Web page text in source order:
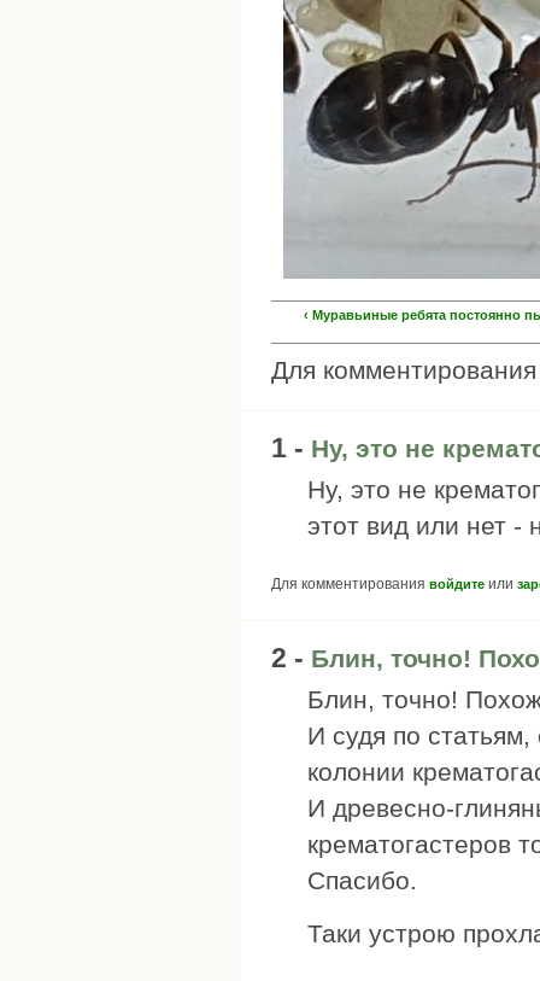
‹ Муравьиные ребята постоянно
Для
1 - Ну, это не
Ну, это не
этот вид или нет -
Для комментирования войдите или
2 - Блин, точно!
Блин, точно!
И судя по
колонии
И древесно-
крематогастеров
Спасибо.
Таки устрою